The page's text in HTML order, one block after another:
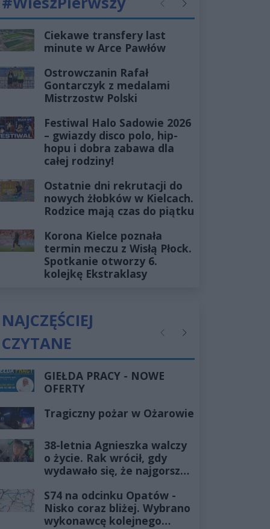
PoprzednieNastępne
Ciekawe transfery last
minute w Arce Pawłów
Ostrowczanin Rafał
Gontarczyk z medalami
Mistrzostw Polski
Festiwal Halo Sadowie 2026
– gwiazdy disco polo, hip-
hopu i dobra zabawa dla
całej rodziny!
Ostatnie dni rekrutacji do
nowych żłobków w Kielcach.
Rodzice mają czas do piątku
Korona Kielce poznała
termin meczu z Wisłą Płock.
Spotkanie otworzy 6.
kolejkę Ekstraklasy
NAJCZĘŚCIEJ
CZYTANE
PoprzednieNastępne
GIEŁDA PRACY - NOWE
OFERTY
Tragiczny pożar w Ożarowie
38-letnia Agnieszka walczy
o życie. Rak wrócił, gdy
wydawało się, że najgorsze
S74 na odcinku Opatów -
Nisko coraz bliżej. Wybrano
wykonawcę kolejnego